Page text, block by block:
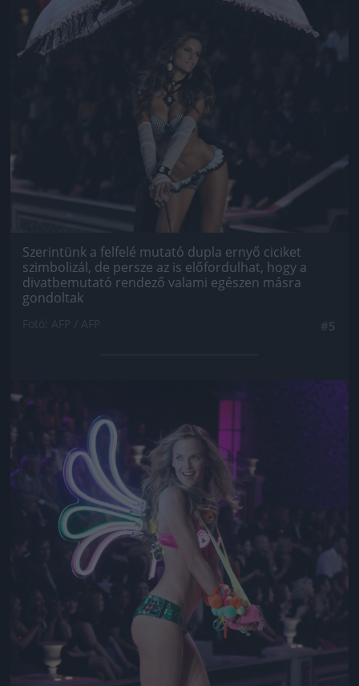
Szerintünk a felfelé mutató dupla ernyő ciciket
szimbolizál, de persze az is előfordulhat, hogy a
divatbemutató rendező valami egészen másra
gondoltak
Jön még kép!